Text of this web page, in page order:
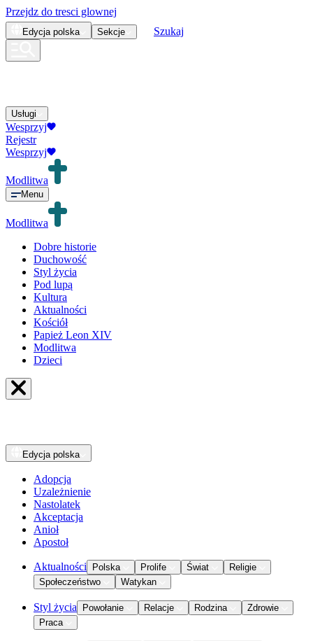
Przejdz do tresci glownej
Edycja polska Sekcje Szukaj
Usługi
Wesprzyj
Rejestr
Wesprzyj
Modlitwa
Menu
Modlitwa
Dobre historie
Duchowość
Styl życia
Pod lupą
Kultura
Aktualności
Kościół
Papież Leon XIV
Modlitwa
Dzieci
Edycja polska
Adopcja
Uzależnienie
Nastolatek
Akceptacja
Anioł
Apostoł
Aktualności Polska Prolife Świat
Religie
Społeczeństwo
Watykan
Styl życia Powołanie Relacje Rodzina
Zdrowie
Praca